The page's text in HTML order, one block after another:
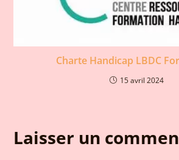
Charte Handicap LBDC
15 avril 2024
Laisser un